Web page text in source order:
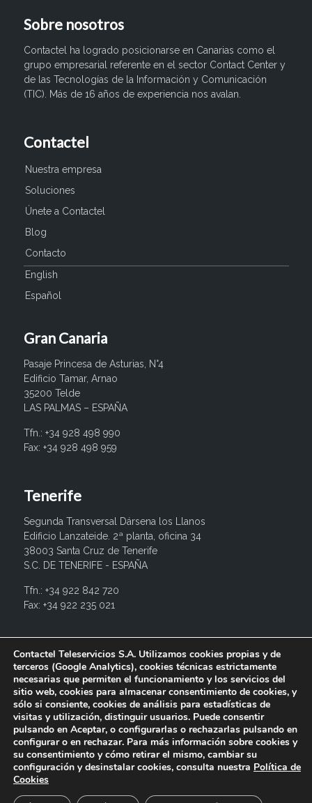
Sobre nosotros
Contactel ha logrado posicionarse en Canarias como el
grupo empresarial referente en el sector Contact Center y
de las Tecnologías de la Información y Comunicación
(TIC). Más de 16 años de experiencia nos avalan.
Contactel
Nuestra empresa
Soluciones
Únete a Contactel
Blog
Contacto
English
Español
Gran Canaria
Pasaje Princesa de Asturias, N°4
Edificio Tamar, Arnao
35200 Telde
LAS PALMAS – ESPAÑA
Tfn.: +34 928 498 990
Fax: +34 928 498 959
Tenerife
Segunda Transversal Dársena los Llanos
Edificio Lanzateide. 2ª planta, oficina 34
38003 Santa Cruz de Tenerife
S.C. DE TENERIFE - ESPAÑA
Tfn.: +34 922 842 720
Fax: +34 922 235 021
info@contactel.es
© 2017 Contactel Teleservicios SA. Todos los derechos
reservados.
cookies
Canal interno de información
Contactel Teleservicios S.A. Utilizamos cookies propias y de
terceros (Google Analytics), cookies técnicas estrictamente
necesarias que permiten el funcionamiento y los servicios del
sitio web, cookies para almacenar consentimiento de cookies, y
sólo si consiente, cookies de análisis para estadísticas de
visitas y utilización, distinguir usuarios. Puede consentir
pulsando en Aceptar, o configurarlas o rechazarlas pulsando en
configurar o en rechazar. Para más información sobre cookies y
su consentimiento y cómo retirar el mismo, cambiar su
configuración y desinstalar cookies, consulta nuestra Política de
Cookies